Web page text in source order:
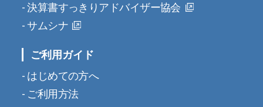
決算書すっきりアドバイザー協会
サムシナ
ご利用ガイド
はじめての方へ
ご利用方法